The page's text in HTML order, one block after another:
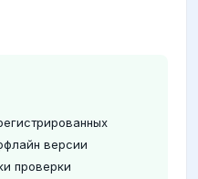
версии
проверки